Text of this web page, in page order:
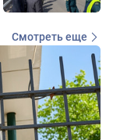
Смотреть еще